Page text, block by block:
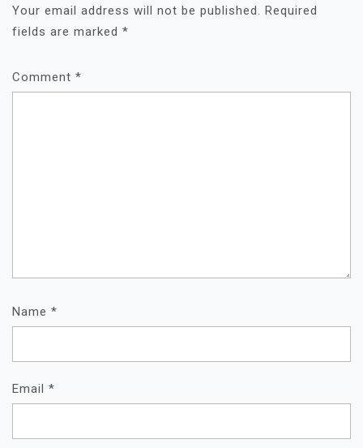
Your email address will not be published. Required
fields are marked *
Comment *
Name *
Email *